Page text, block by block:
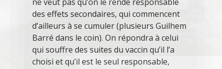
ne veut pas qu’on le rende responsable
des effets secondaires, qui commencent
d’ailleurs à se cumuler (plusieurs Guilhem
Barré dans le coin). On répondra à celui
qui souffre des suites du vaccin qu’il l’a
choisi et qu’il est le seul responsable,